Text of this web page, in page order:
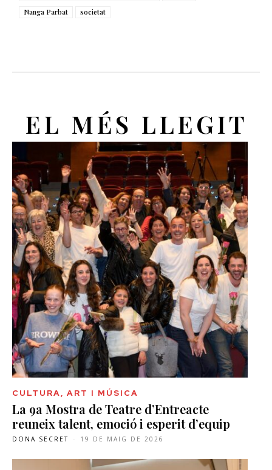
Nanga Parbat
societat
EL MÉS LLEGIT
CULTURA, ART I MÚSICA
La 9a Mostra de Teatre d’Entreacte
reuneix talent, emoció i esperit d’equip
DONA SECRET - 19 DE MAIG DE 2026